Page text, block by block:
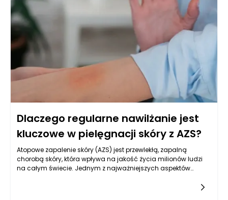
Dlaczego regularne nawilżanie jest
kluczowe w pielęgnacji skóry z AZS?
Atopowe zapalenie skóry (AZS) jest przewlekłą, zapalną
chorobą skóry, która wpływa na jakość życia milionów ludzi
na całym świecie. Jednym z najważniejszych aspektów